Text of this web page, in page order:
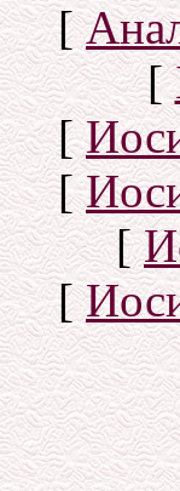
[
[
[
[
[
[